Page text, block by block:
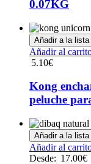
0.07KG
Añadir a la lista
Añadir al
5.10€
Kong
peluche
Añadir a la lista
Añadir al
Desde: 17.00€